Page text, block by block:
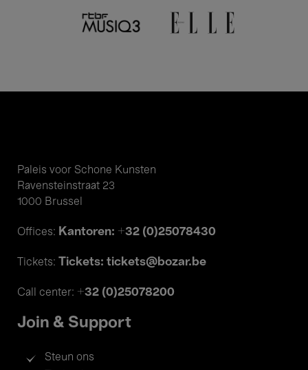
Paleis voor Schone Kunsten
Ravensteinstraat 23
1000 Brussel
Offices: Kantoren: +32 (0)25078430
Tickets: Tickets: tickets@bozar.be
Call center: +32 (0)25078200
Join & Support
Steun ons